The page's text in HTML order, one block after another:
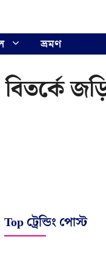
ভ্রমণ
Top ট্রেন্ডিং পোস্ট